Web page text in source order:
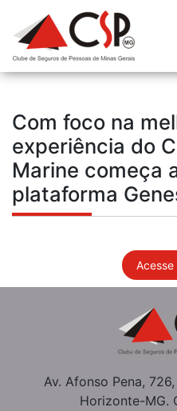
Com foco na
experiência do
Marine começa
plataforma
Acesse
Av. Afonso Pena,
Horizonte-MG.